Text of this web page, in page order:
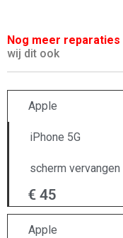
Nog meer reparaties
wij dit ook
Apple
iPhone 5G
scherm vervangen
€ 45
Apple